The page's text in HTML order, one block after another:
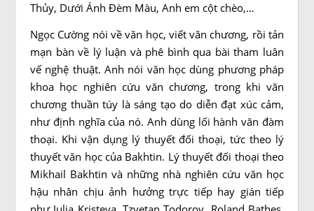
Thủy, Dưới Ánh Đèm Màu, Anh em cột chèo,…
Ngọc Cường nói về văn học, viết văn chương, rồi tản
mạn bàn về lý luận và phê bình qua bài tham luân
vế nghệ thuật. Anh nói văn học dùng phương pháp
khoa học nghiên cứu văn chương, trong khi văn
chương thuần túy là sáng tạo do diễn đạt xúc cảm,
như định nghĩa của nó. Anh dùng lối hành văn đàm
thoại. Khi vận dụng lý thuyết đối thoại, tức theo lý
thuyết văn học của Bakhtin. Lý thuyết đối thoại theo
Mikhail Bakhtin và những nhà nghiên cứu văn học
hậu nhân chịu ảnh hưởng trực tiếp hay gián tiếp